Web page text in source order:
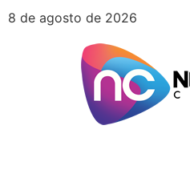
8 de agosto de 2026